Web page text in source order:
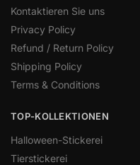
Kontaktieren Sie uns
Privacy Policy
Refund / Return Policy
Shipping Policy
Terms & Conditions
TOP-KOLLEKTIONEN
Halloween-Stickerei
Tierstickerei